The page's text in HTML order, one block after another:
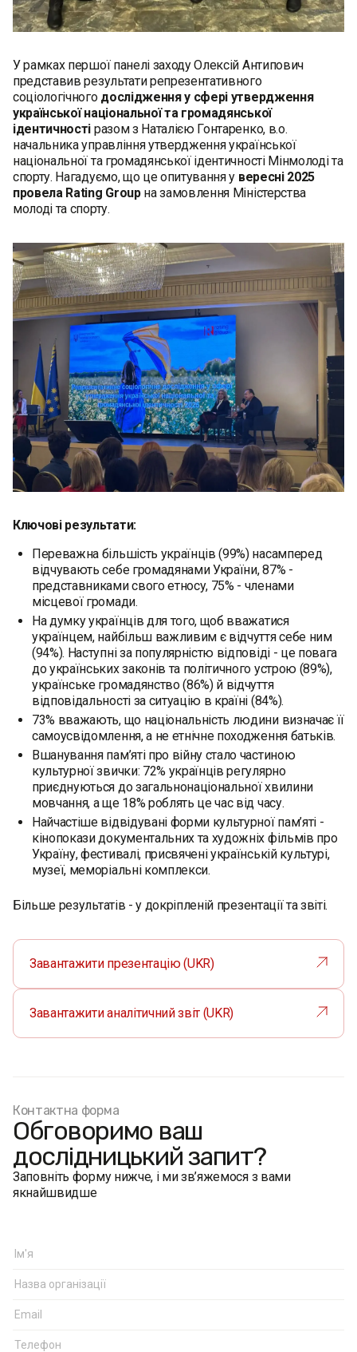
У рамках першої панелі заходу Олексій Антипович
представив результати репрезентативного
соціологічногодослідження у сфері утвердження
української національної та громадянської
ідентичності разом з Наталією Гонтаренко, в.о.
начальника управління утвердження української
національної та громадянської ідентичності Мінмолоді та
спорту. Нагадуємо, що це опитування у вересні 2025
провела Rating Groupна замовлення Міністерства
молоді та спорту.
Ключові результати:
Переважна більшість українців (99%) насамперед
відчувають себе громадянами України, 87% -
представниками свого етносу, 75% - членами
місцевої громади.
На думку українців для того, щоб вважатися
українцем, найбільш важливим є відчуття себе ним
(94%). Наступні за популярністю відповіді - це повага
до українських законів та політичного устрою (89%),
українське громадянство (86%) й відчуття
відповідальності за ситуацію в країні (84%).
73% вважають, що національність людини визначає її
самоусвідомлення, а не етнічне походження батьків.
Вшанування пам’яті про війну стало частиною
культурної звички: 72% українців регулярно
приєднуються до загальнонаціональної хвилини
мовчання, а ще 18% роблять це час від часу.
Найчастіше відвідувані форми культурної пам’яті -
кінопокази документальних та художніх фільмів про
Україну, фестивалі, присвячені українській культурі,
музеї, меморіальні комплекси.
Більше результатів - у докріпленій презентації та звіті.
Завантажити презентацію (UKR)
Завантажити аналітичний звіт (UKR)
Контактна форма
Обговоримо ваш
дослідницький запит?
Заповніть форму нижче, і ми зв’яжемося з вами
якнайшвидше